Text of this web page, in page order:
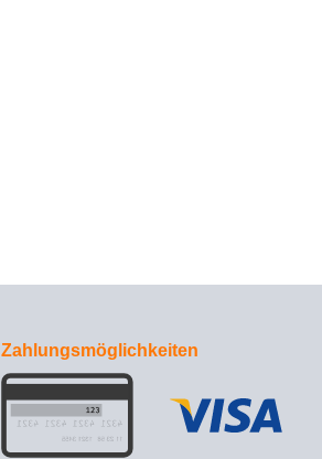
Zahlungsmöglichkeiten